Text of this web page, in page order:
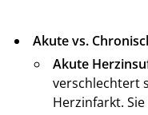
Akute vs.
Akute
verschlechtert
Herzinfarkt.